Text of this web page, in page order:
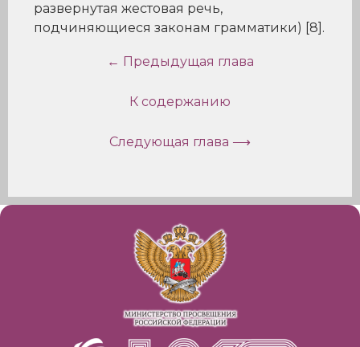
развернутая жестовая речь,
подчиняющиеся законам грамматики) [8].
← Предыдущая глава
К содержанию
Следующая глава ⟶